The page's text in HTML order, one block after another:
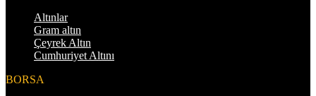
Altınlar
Gram altın
Çeyrek Altın
Cumhuriyet Altını
BORSA